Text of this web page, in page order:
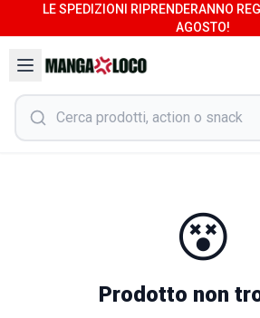
LE SPEDIZIONI RIPRENDERANNO
AGOSTO!
😵
Prodotto non